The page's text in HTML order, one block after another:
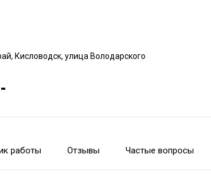
Кисловодск, улица Володарского
работы Отзывы Частые вопросы